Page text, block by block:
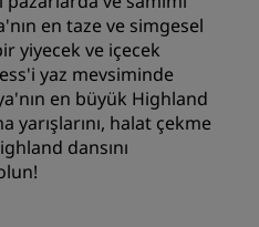
en taze ve simgesel
yiyecek ve içecek
yaz mevsiminde
en büyük Highland
yarışlarını, halat çekme
dansını